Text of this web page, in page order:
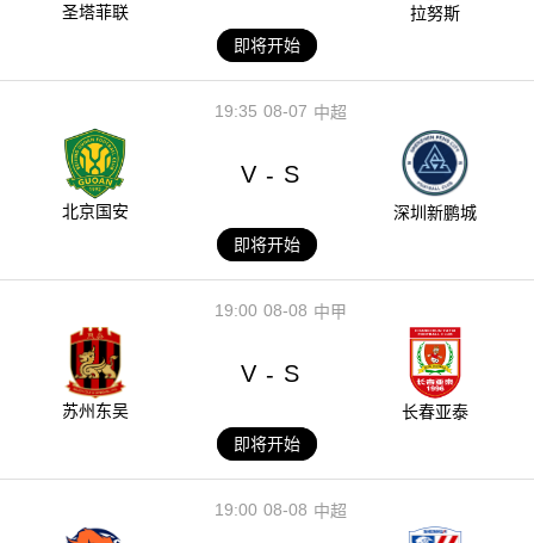
圣塔菲联
拉努斯
即将开始
08-07
19:35 中超
北京国安
V - S
深圳新鹏城
即将开始
08-08
19:00 中甲
苏州东吴
V - S
长春亚泰
即将开始
08-08
19:00 中超